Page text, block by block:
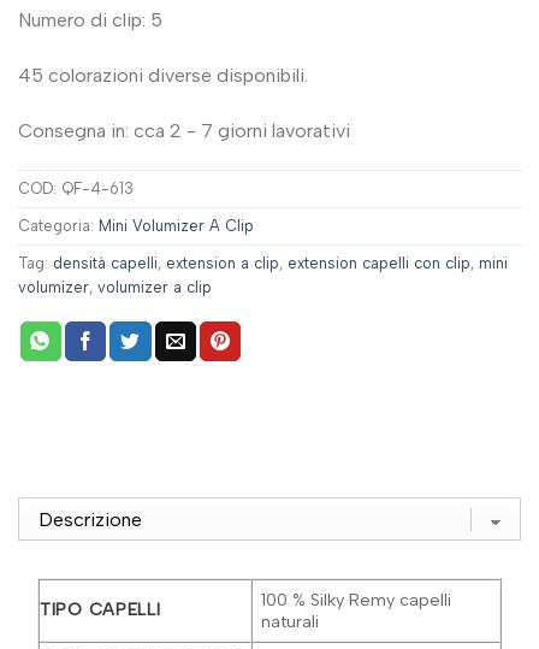
Numero di clip: 5
45 colorazioni diverse disponibili.
Consegna in: cca 2 - 7 giorni lavorativi
COD: QF-4-613
Categoria: Mini Volumizer A Clip
Tag: densità capelli, extension a clip, extension capelli con clip, mini
volumizer, volumizer a clip
TIPO CAPELLI
100 % Silky Remy capelli
naturali